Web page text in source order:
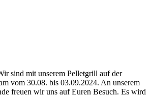
sind mit unserem Pelletgrill auf der
vom 30.08. bis 03.09.2024. An unserem
freuen wir uns auf Euren Besuch. Es wird